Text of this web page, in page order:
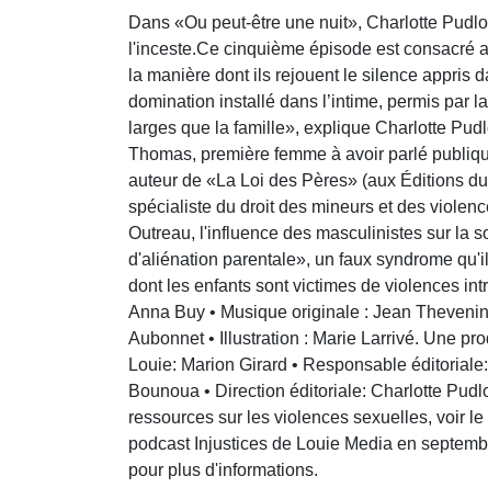
Dans «Ou peut-être une nuit», Charlotte
l'inceste.Ce cinquième épisode est consacré
la manière dont ils rejouent le silence appris
domination installé dans l’intime, permis par
larges que la famille», explique Charlotte
Thomas, première femme à avoir parlé
auteur de «La Loi des Pères» (aux Éditions
spécialiste du droit des mineurs et des
Outreau, l'influence des masculinistes sur la
d'aliénation parentale», un faux syndrome
dont les enfants sont victimes de violences
Anna Buy • Musique originale : Jean
Aubonnet • Illustration : Marie Larrivé. Une
Louie: Marion Girard • Responsable
Bounoua • Direction éditoriale: Charlotte
ressources sur les violences sexuelles, voir
podcast Injustices de Louie Media en
pour plus d'informations.